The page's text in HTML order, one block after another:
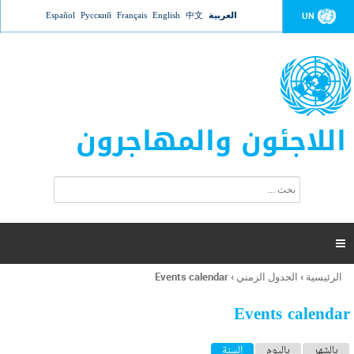
Jump to navigation UN العربية 中文
English
Français
Русский
Español
اللاجئون والمهاجرون
ت
ر
ل
ح
ب

أنت
هنا
الرئيسية › الجدول الزمني ›
Events calendar
Events calendar